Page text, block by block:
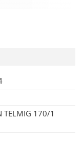
TELMIG 170/1